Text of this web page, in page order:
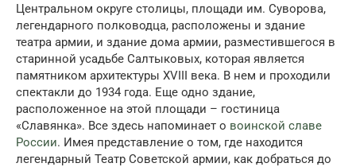
Центральном округе столицы, площади им. Суворова,
легендарного полководца, расположены и здание
театра армии, и здание дома армии, разместившегося в
старинной усадьбе Салтыковых, которая является
памятником архитектуры XVIII века. В нем и проходили
спектакли до 1934 года. Еще одно здание,
расположенное на этой площади – гостиница
«Славянка». Все здесь напоминает о воинской славе
России. Имея представление о том, где находится
легендарный Театр Советской армии, как добраться до